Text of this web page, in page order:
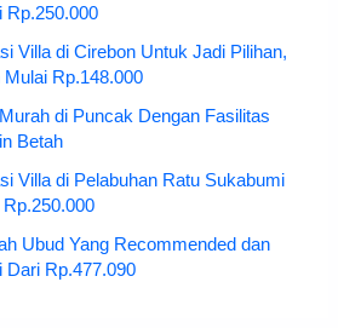
Rp.250.000
Villa di Cirebon Untuk Jadi Pilihan,
Rp.148.000
di Puncak Dengan Fasilitas
Betah
Villa di Pelabuhan Ratu Sukabumi
Ubud Yang Recommended dan
Dari Rp.477.090